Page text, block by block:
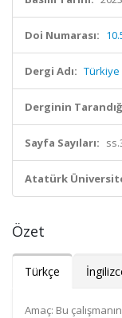
Doi Numarası:
Dergi Adı: Türkiye
Derginin
Sayfa Sayıları:
Atatürk
Özet
Türkçe
Amaç: Bu